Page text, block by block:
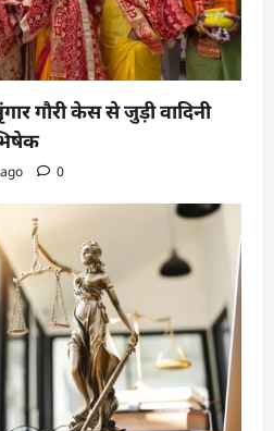
गौरी केस से जुड़ी वादिनी
0